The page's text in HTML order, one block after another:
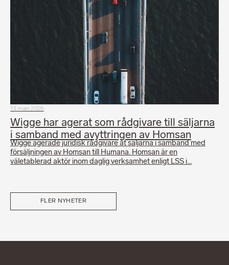
13 mars 2026
Wigge har agerat som rådgivare till säljarna
i samband med avyttringen av Homsan
Wigge agerade juridisk rådgivare åt säljarna i samband med
försäljningen av Homsan till Humana. Homsan är en
väletablerad aktör inom daglig verksamhet enligt LSS i…
FLER NYHETER